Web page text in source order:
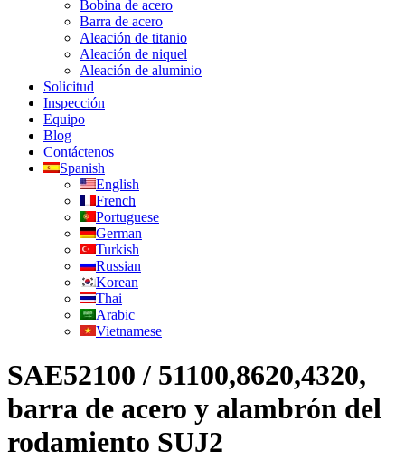
Bobina de acero
Barra de acero
Aleación de titanio
Aleación de niquel
Aleación de aluminio
Solicitud
Inspección
Equipo
Blog
Contáctenos
Spanish
English
French
Portuguese
German
Turkish
Russian
Korean
Thai
Arabic
Vietnamese
SAE52100 / 51100,8620,4320,
barra de acero y alambrón del
rodamiento SUJ2